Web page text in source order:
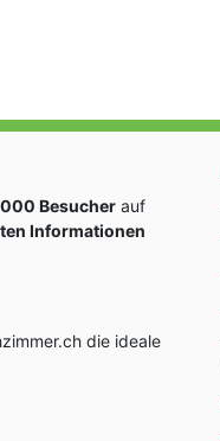
Besucher auf
Informationen
die ideale